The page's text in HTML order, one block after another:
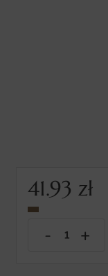
41.93zł